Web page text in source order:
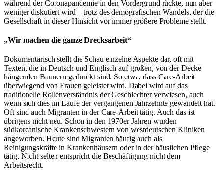
während der Coronapandemie in den Vordergrund rückte, nun aber
weniger diskutiert wird – trotz des demografischen Wandels, der die
Gesellschaft in dieser Hinsicht vor immer größere Probleme stellt.
„Wir machen die ganze Drecksarbeit“
Dokumentarisch stellt die Schau einzelne Aspekte dar, oft mit
Texten, die in Deutsch und Englisch auf großen, von der Decke
hängenden Bannern gedruckt sind. So etwa, dass Care-Arbeit
überwiegend von Frauen geleistet wird. Dabei wird auf das
traditionelle Rollenverständnis der Geschlechter verwiesen, auch
wenn sich dies im Laufe der vergangenen Jahrzehnte gewandelt hat.
Oft sind auch Migranten in der Care-Arbeit tätig. Auch das ist
übrigens nicht neu. Schon in den 1970er Jahren wurden
südkoreanische Krankenschwestern von westdeutschen Kliniken
angeworben. Heute sind Migranten häufig auch als
Reinigungskräfte in Krankenhäusern oder in der häuslichen Pflege
tätig. Nicht selten entspricht die Beschäftigung nicht dem
Arbeitsrecht.